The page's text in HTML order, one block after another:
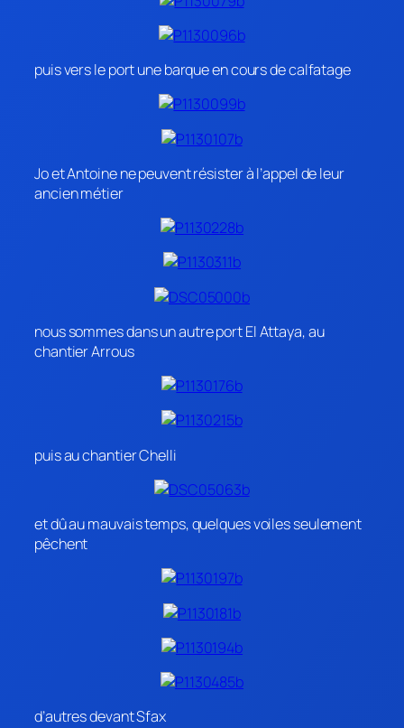
puis vers le port une barque en cours de calfatage
Jo et Antoine ne peuvent résister à l’appel de leur
ancien métier
nous sommes dans un autre port El Attaya, au
chantier Arrous
puis au chantier Chelli
et dû au mauvais temps, quelques voiles seulement
pêchent
d’autres devant Sfax